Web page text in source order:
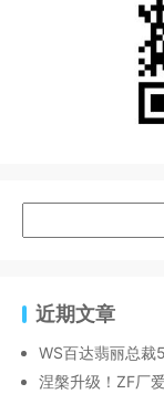
近期文章
WS百达翡丽总裁
涅槃升级！ZF厂